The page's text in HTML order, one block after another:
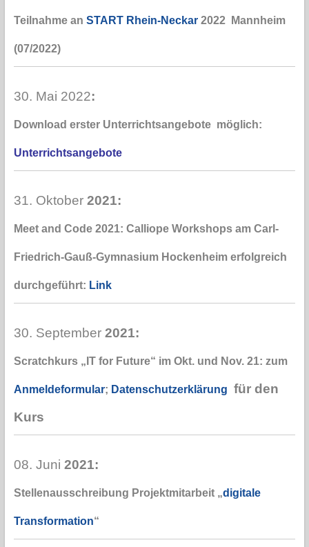
Teilnahme an START Rhein-Neckar2022 Mannheim
(07/2022)
30. Mai 2022:
Download erster Unterrichtsangebote möglich:
Unterrichtsangebote
31. Oktober 2021:
Meet and Code 2021: Calliope Workshops am Carl-
Friedrich-Gauß-Gymnasium Hockenheim erfolgreich
durchgeführt: Link
30. September 2021:
Scratchkurs „IT for Future“ im Okt. und Nov. 21: zum
Anmeldeformular; Datenschutzerklärung für den
Kurs
08. Juni 2021:
Stellenausschreibung Projektmitarbeit „digitale
Transformation“